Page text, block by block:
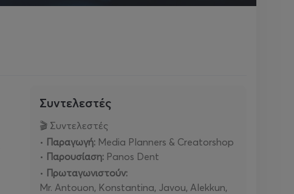
Συντελεστές
🎬 Συντελεστές
• Παραγωγή: Media Planners & Creatorshop
• Παρουσίαση: Panos Dent
• Πρωταγωνιστούν:
Mr. Antouon, Konstantina, Javou, Alekkun,